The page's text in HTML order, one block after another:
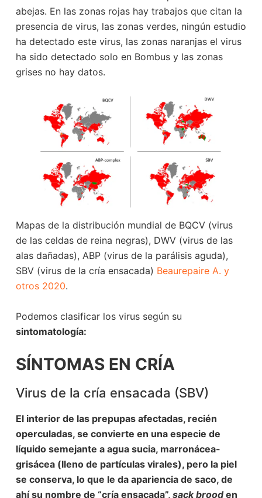
abejas. En las zonas rojas hay trabajos que citan la
presencia de virus, las zonas verdes, ningún estudio
ha detectado este virus, las zonas naranjas el virus
ha sido detectado solo en Bombus y las zonas
grises no hay datos.
Mapas de la distribución mundial de BQCV (virus
de las celdas de reina negras), DWV (virus de las
alas dañadas), ABP (virus de la parálisis aguda),
SBV (virus de la cría ensacada) Beaurepaire A. y
otros 2020.
Podemos clasificar los virus según su
sintomatología:
SÍNTOMAS EN CRÍA
Virus de la cría ensacada (SBV)
El interior de las prepupas afectadas, recién
operculadas, se convierte en una especie de
líquido semejante a agua sucia, marronácea-
grisácea (lleno de partículas virales), pero la piel
se conserva, lo que le da apariencia de saco, de
ahí su nombre de “cría ensacada”, sack brooden